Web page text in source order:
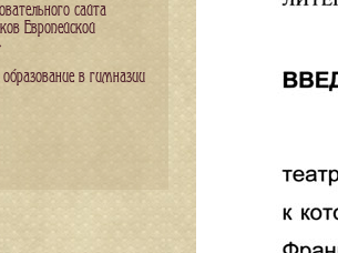
сайта
Европейской
образование в гимназии